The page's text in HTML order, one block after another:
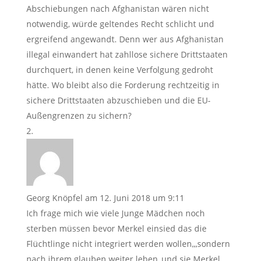
Abschiebungen nach Afghanistan wären nicht
notwendig, würde geltendes Recht schlicht und
ergreifend angewandt. Denn wer aus Afghanistan
illegal einwandert hat zahllose sichere Drittstaaten
durchquert, in denen keine Verfolgung gedroht
hätte. Wo bleibt also die Forderung rechtzeitig in
sichere Drittstaaten abzuschieben und die EU-
Außengrenzen zu sichern?
Georg Knöpfel am 12. Juni 2018 um 9:11
Ich frage mich wie viele Junge Mädchen noch
sterben müssen bevor Merkel einsied das die
Flüchtlinge nicht integriert werden wollen,,,sondern